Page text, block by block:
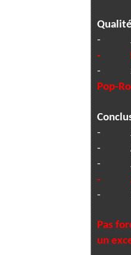
-
-
-
Pop-
-
-
-
-
-
Pas
un